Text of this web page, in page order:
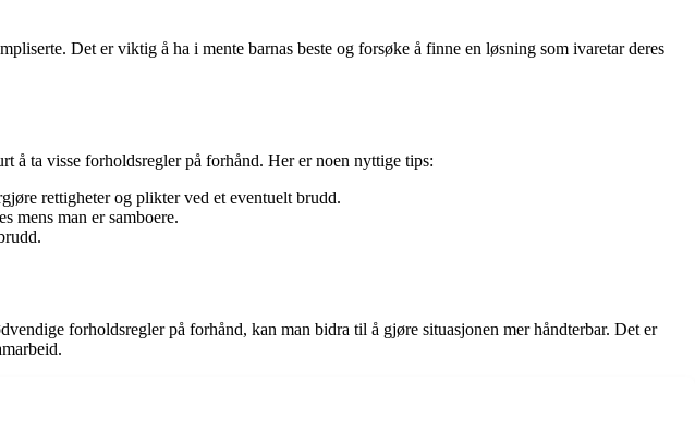
Det er viktig å ha i mente barnas beste og forsøke å finne en løsning som ivaretar deres
å ta visse forholdsregler på forhånd. Her er noen nyttige tips:
rettigheter og plikter ved et eventuelt brudd.
mens man er samboere.
forholdsregler på forhånd, kan man bidra til å gjøre situasjonen mer håndterbar. Det er